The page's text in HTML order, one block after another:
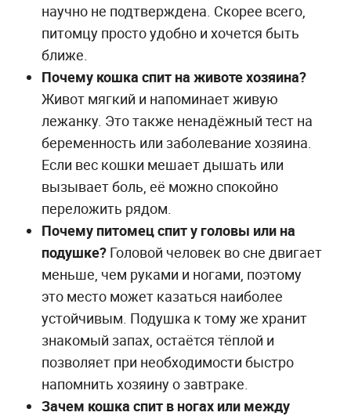
научно не подтверждена. Скорее всего,
питомцу просто удобно и хочется быть
ближе.
Почему кошка спит на животе хозяина?
Живот мягкий и напоминает живую
лежанку. Это также ненадёжный тест на
беременность или заболевание хозяина.
Если вес кошки мешает дышать или
вызывает боль, её можно спокойно
переложить рядом.
Почему питомец спит у головы или на
подушке? Головой человек во сне двигает
меньше, чем руками и ногами, поэтому
это место может казаться наиболее
устойчивым. Подушка к тому же хранит
знакомый запах, остаётся тёплой и
позволяет при необходимости быстро
напомнить хозяину о завтраке.
Зачем кошка спит в ногах или между